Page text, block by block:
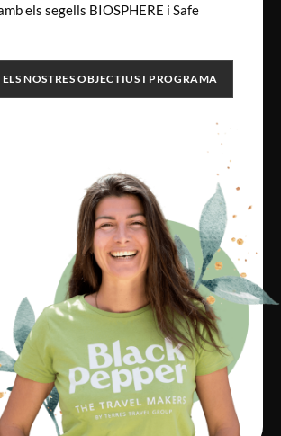
els segells BIOSPHERE i Safe
NOSTRES OBJECTIUS I PROGRAMA